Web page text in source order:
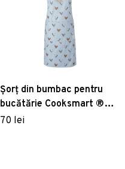
Șorț din bumbac pentru
bucătărie Cooksmart ®
Farmer, albastru, măr. L
70 lei